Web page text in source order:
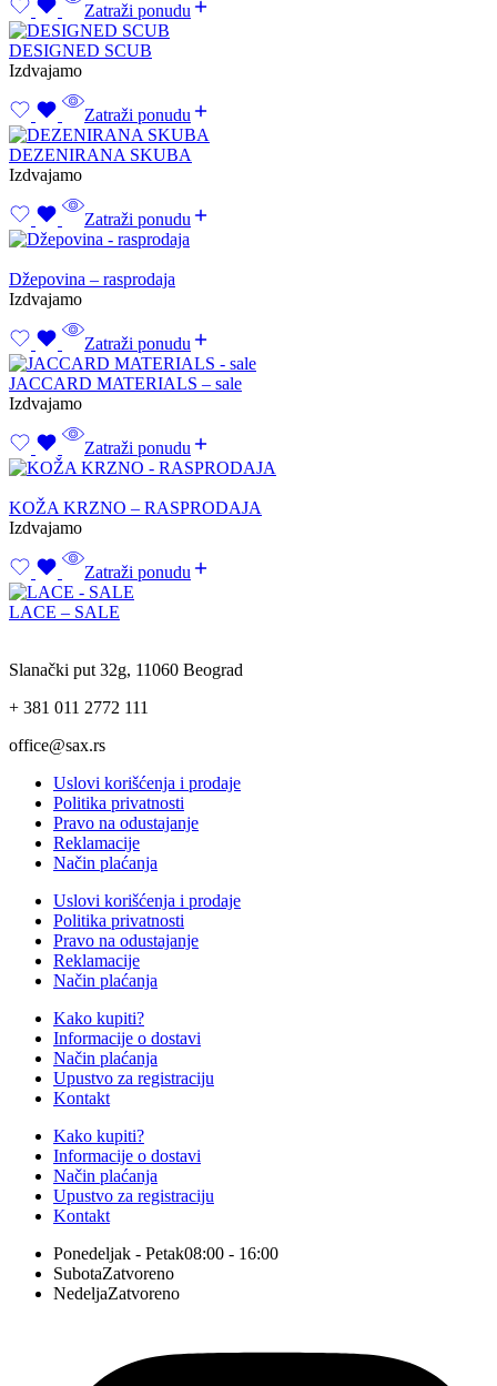
Zatraži ponudu
DESIGNED SCUB
Izdvajamo
Zatraži ponudu
DEZENIRANA SKUBA
Izdvajamo
Zatraži ponudu
Džepovina – rasprodaja
Izdvajamo
Zatraži ponudu
JACCARD MATERIALS – sale
Izdvajamo
Zatraži ponudu
KOŽA KRZNO – RASPRODAJA
Izdvajamo
Zatraži ponudu
LACE – SALE
Slanački put 32g, 11060 Beograd
+ 381 011 2772 111
office@sax.rs
Uslovi korišćenja i prodaje
Politika privatnosti
Pravo na odustajanje
Reklamacije
Način plaćanja
Uslovi korišćenja i prodaje
Politika privatnosti
Pravo na odustajanje
Reklamacije
Način plaćanja
Kako kupiti?
Informacije o dostavi
Način plaćanja
Upustvo za registraciju
Kontakt
Kako kupiti?
Informacije o dostavi
Način plaćanja
Upustvo za registraciju
Kontakt
Ponedeljak - Petak08:00 - 16:00
SubotaZatvoreno
NedeljaZatvoreno